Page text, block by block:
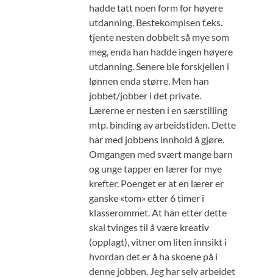
hadde tatt noen form for høyere
utdanning. Bestekompisen f.eks.
tjente nesten dobbelt så mye som
meg, enda han hadde ingen høyere
utdanning. Senere ble forskjellen i
lønnen enda større. Men han
jobbet/jobber i det private.
Lærerne er nesten i en særstilling
mtp. binding av arbeidstiden. Dette
har med jobbens innhold å gjøre.
Omgangen med svært mange barn
og unge tapper en lærer for mye
krefter. Poenget er at en lærer er
ganske «tom» etter 6 timer i
klasserommet. At han etter dette
skal tvinges til å være kreativ
(opplagt), vitner om liten innsikt i
hvordan det er å ha skoene på i
denne jobben. Jeg har selv arbeidet